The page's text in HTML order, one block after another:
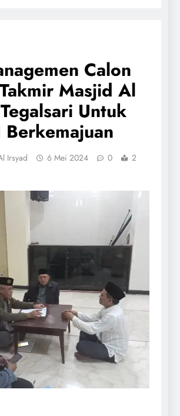
Calon
Masjid Al
Untuk
Irsyad 6 Mei 2024 0
2